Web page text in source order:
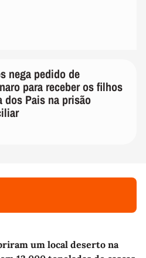
nega pedido de
para receber os filhos
dos Pais na prisão
um local deserto na